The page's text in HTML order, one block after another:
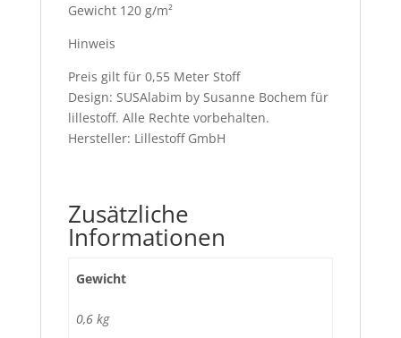
Gewicht 120 g/m²
Hinweis
Preis gilt für 0,55 Meter Stoff
Design: SUSAlabim by Susanne Bochem für
lillestoff. Alle Rechte vorbehalten.
Hersteller: Lillestoff GmbH
Zusätzliche
Informationen
Gewicht
0,6 kg